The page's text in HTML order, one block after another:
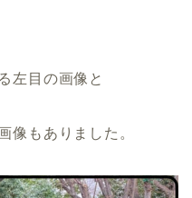
左目の画像と
像もありました。